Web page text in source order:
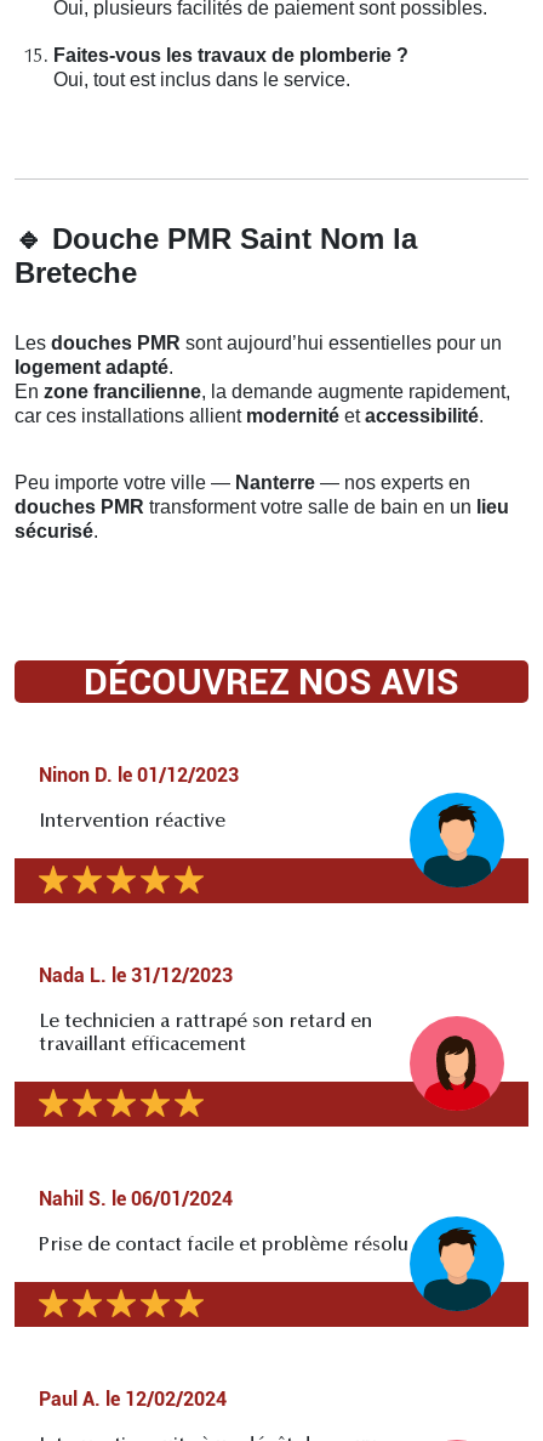
Oui, plusieurs facilités de paiement sont possibles.
Faites-vous les travaux de plomberie ?
Oui, tout est inclus dans le service.
🔹 Douche PMR Saint Nom la
Breteche
Les douches PMR sont aujourd’hui essentielles pour un
logement adapté.
En zone francilienne, la demande augmente rapidement,
car ces installations allient modernité etaccessibilité.
Peu importe votre ville — Nanterre — nos experts en
douches PMR transforment votre salle de bain en un lieu
sécurisé.
DÉCOUVREZ NOS AVIS
Ninon D. le 01/12/2023
Intervention réactive
Nada L. le 31/12/2023
Le technicien a rattrapé son retard en
travaillant efficacement
Nahil S. le 06/01/2024
Prise de contact facile et problème résolu
Paul A. le 12/02/2024